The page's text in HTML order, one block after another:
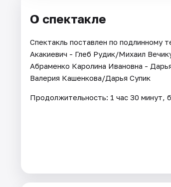
О спектакле
Спектакль поставлен по подлинному
Акакиевич - Глеб Рудик/Михаил
Абраменко Каролина Ивановна -
Валерия Кашенкова/Дарья Супик
Продолжительность: 1 час 30 минут,